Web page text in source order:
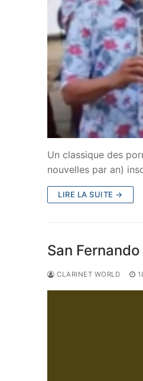
Un classique des
nouvelles par an)
LIRE LA SUITE →
San
CLARINET WORLD